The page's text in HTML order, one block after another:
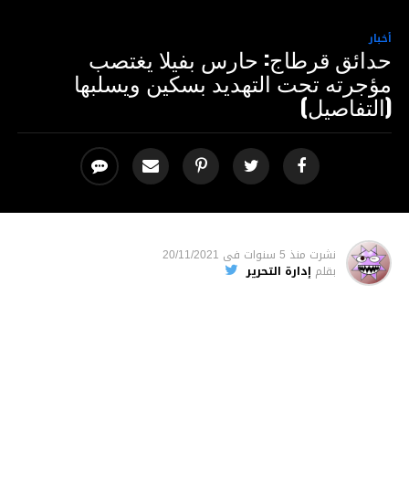
أخبار
حدائق قرطاج: حارس بفيلا يغتصب
مؤجرته تحت التهديد بسكين ويسلبها
(التفاصيل)
نشرت منذ 5 سنوات فى 20/11/2021
بقلم إدارة التحرير